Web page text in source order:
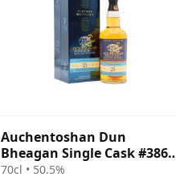
Auchentoshan Dun
Bheagan Single Cask #3868
1993 25 años
70cl • 50.5%